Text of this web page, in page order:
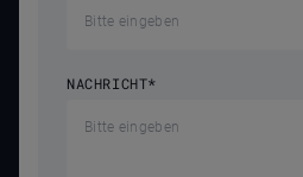
NACHRICHT*